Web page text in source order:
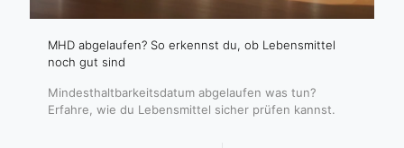
MHD abgelaufen? So erkennst du, ob Lebensmittel
noch gut sind
Mindesthaltbarkeitsdatum abgelaufen was tun?
Erfahre, wie du Lebensmittel sicher prüfen kannst.